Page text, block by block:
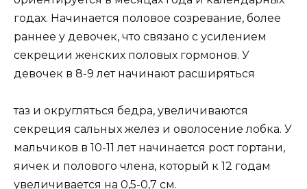
годах. Начинается половое созревание, более
раннее у девочек, что связано с усилением
секреции женских половых гормонов. У
девочек в 8-9 лет начинают расширяться
таз и округляться бедра, увеличиваются
секреция сальных желез и оволосение лобка. У
мальчиков в 10-11 лет начинается рост гортани,
яичек и полового члена, который к 12 годам
увеличивается на 0,5-0,7 см.